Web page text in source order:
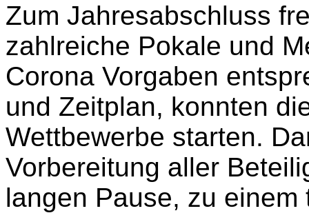
Zum Jahresabschluss
zahlreiche Pokale und
Corona Vorgaben
und Zeitplan, konnten
Wettbewerbe starten.
Vorbereitung aller
langen Pause, zu